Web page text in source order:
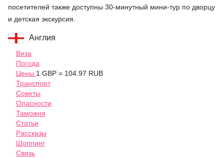
посетителей также доступны 30-минутный мини-тур по дворцу
и детская экскурсия.
Англия
Виза
Погода
Цены 1 GBP = 104.97 RUB
Транспорт
Советы
Опасности
Таможня
Статьи
Рассказы
Шоппинг
Связь